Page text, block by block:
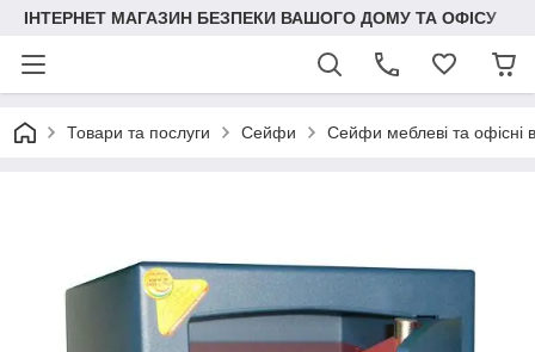
ІНТЕРНЕТ МАГАЗИН БЕЗПЕКИ ВАШОГО ДОМУ ТА ОФІСУ
Товари та послуги Сейфи Сейфи меблеві та офісні